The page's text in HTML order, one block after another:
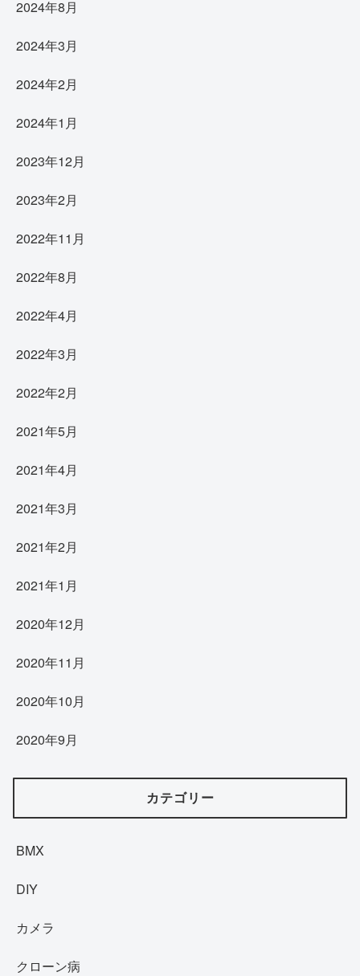
2024年8月
2024年3月
2024年2月
2024年1月
2023年12月
2023年2月
2022年11月
2022年8月
2022年4月
2022年3月
2022年2月
2021年5月
2021年4月
2021年3月
2021年2月
2021年1月
2020年12月
2020年11月
2020年10月
2020年9月
カテゴリー
BMX
DIY
カメラ
クローン病